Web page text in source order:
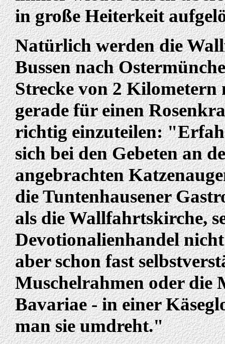
in große Heiterkeit
Natürlich werden die
Bussen nach
Strecke von 2 Kilometern
gerade für einen
richtig einzuteilen:
sich bei den Gebeten an
angebrachten
die Tuntenhausener
als die Wallfahrtskirche,
Devotionalienhandel
aber schon fast
Muschelrahmen oder die
Bavariae - in einer
man sie umdreht."